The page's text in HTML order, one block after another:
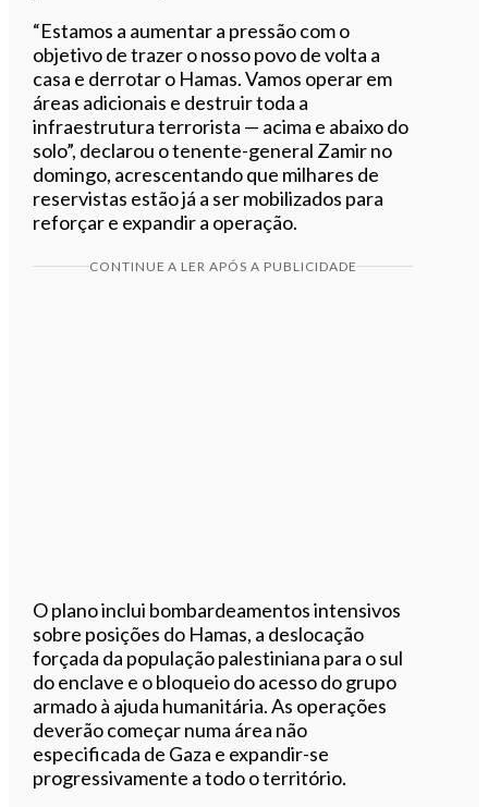
“Estamos a aumentar a pressão com o
objetivo de trazer o nosso povo de volta a
casa e derrotar o Hamas. Vamos operar em
áreas adicionais e destruir toda a
infraestrutura terrorista — acima e abaixo do
solo”, declarou o tenente-general Zamir no
domingo, acrescentando que milhares de
reservistas estão já a ser mobilizados para
reforçar e expandir a operação.
CONTINUE A LER APÓS A PUBLICIDADE
O plano inclui bombardeamentos intensivos
sobre posições do Hamas, a deslocação
forçada da população palestiniana para o sul
do enclave e o bloqueio do acesso do grupo
armado à ajuda humanitária. As operações
deverão começar numa área não
especificada de Gaza e expandir-se
progressivamente a todo o território.